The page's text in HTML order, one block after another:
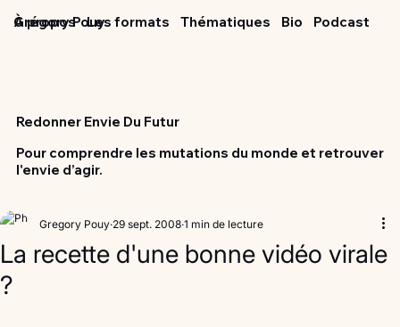
Grégory Pouy
À propos Les formats Thématiques Podcast
Bio
Redonner Envie Du Futur
Pour comprendre les mutations du monde et retrouver
l'envie d’agir.
La recette d'une bonne vidéo virale
?
Gregory Pouy 29 sept. 2008 1 min de lecture